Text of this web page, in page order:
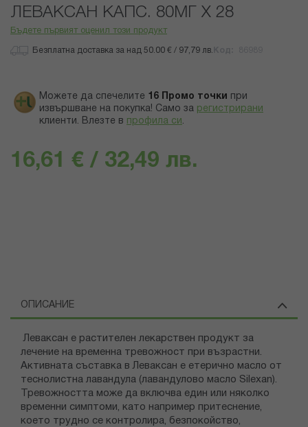
началото
ЛЕВАКСАН КАПС. 80МГ Х 28
Бъдете първият оценил този продукт
Безплатна доставка за над 50.00 € / 97,79 лв.
Можете да спечелите 16 Промо точки
при
извършване на покупка! Само за регистрирани
клиенти. Влезте в профила си .
16,61 € / 32,49 лв.
ОПИСАНИЕ
Леваксан е растителен лекарствен продукт за
лечение на временна тревожност при възрастни.
Активната съставка в Леваксан е етерично масло от
теснолистна лавандула (лавандулово масло Silexan).
Тревожността може да включва един или няколко
временни симптоми, като например притеснение,
което трудно се контролира, безпокойство,